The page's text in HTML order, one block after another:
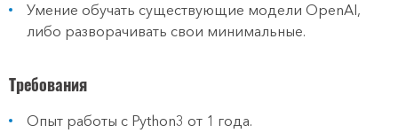
Умение обучать существующие модели OpenAI,
либо разворачивать свои минимальные.
Требования
Опыт работы с Python3 от 1 года.